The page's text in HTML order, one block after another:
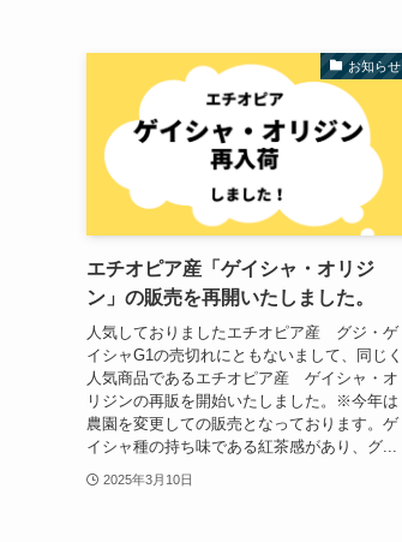
お知らせ
エチオピア産「ゲイシャ・オリジ
ン」の販売を再開いたしました。
人気しておりましたエチオピア産 グジ・ゲ
イシャG1の売切れにともないまして、同じく
人気商品であるエチオピア産 ゲイシャ・オ
リジンの再販を開始いたしました。※今年は
農園を変更しての販売となっております。ゲ
イシャ種の持ち味である紅茶感があり、グ...
2025年3月10日